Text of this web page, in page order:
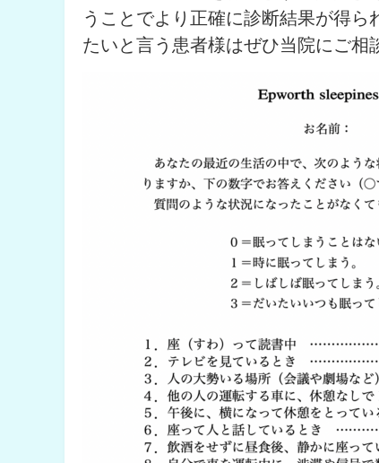
うことでより正確に診断結果が得ら
たいと言う患者様はぜひ当院にご相